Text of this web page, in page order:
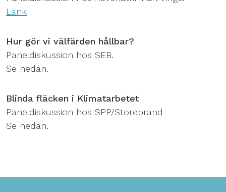
Länk
Hur gör vi välfärden hållbar?
Paneldiskussion hos SEB.
Se nedan.
Blinda fläcken i Klimatarbetet
Paneldiskussion hos SPP/Storebrand
Se nedan.